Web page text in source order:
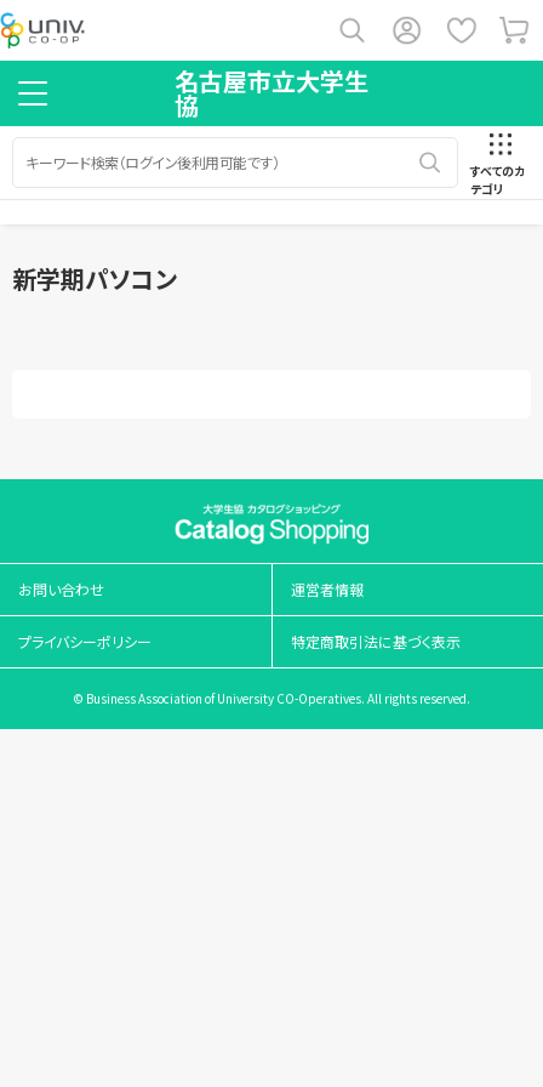
名古屋市立大学生
協
すべてのカ
テゴリ
新学期パソコン
お問い合わせ 運営者情報
プライバシーポリシー 特定商取引法に基づく表示
© Business Association of University CO-Operatives. All rights reserved.